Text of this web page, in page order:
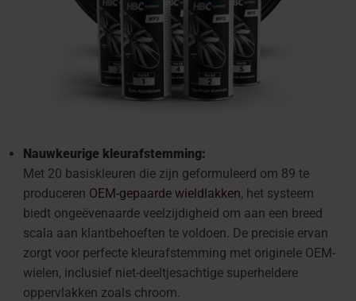
Nauwkeurige kleurafstemming:
Met 20 basiskleuren die zijn geformuleerd om 89 te
produceren OEM-gepaarde wieldlakken, het systeem
biedt ongeëvenaarde veelzijdigheid om aan een breed
scala aan klantbehoeften te voldoen. De precisie ervan
zorgt voor perfecte kleurafstemming met originele OEM-
wielen, inclusief niet-deeltjesachtige superheldere
oppervlakken zoals chroom.